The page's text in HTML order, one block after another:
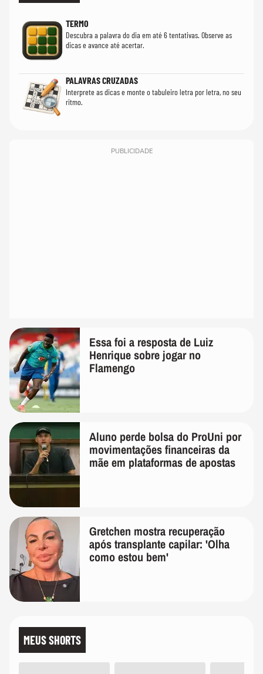
TERMO
Descubra a palavra do dia em até 6 tentativas. Observe as
dicas e avance até acertar.
PALAVRAS CRUZADAS
Interprete as dicas e monte o tabuleiro letra por letra, no seu
ritmo.
PUBLICIDADE
Essa foi a resposta de Luiz
Henrique sobre jogar no
Flamengo
Aluno perde bolsa do ProUni por
movimentações financeiras da
mãe em plataformas de apostas
Gretchen mostra recuperação
após transplante capilar: 'Olha
como estou bem'
MEUS SHORTS